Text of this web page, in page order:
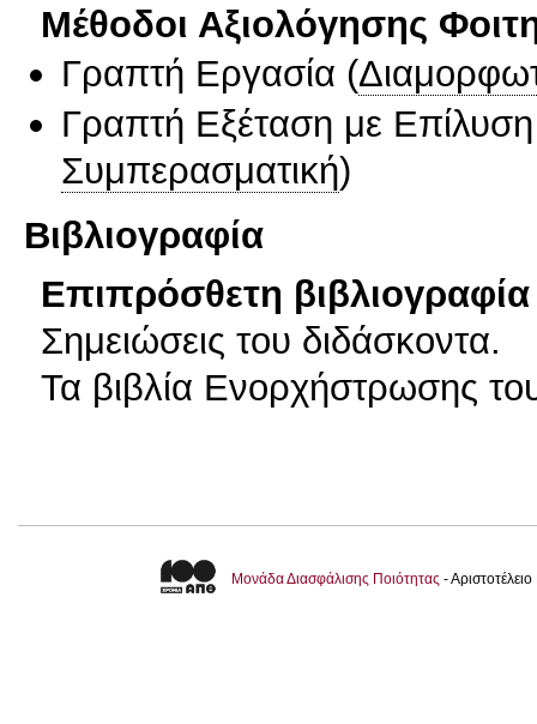
Μέθοδοι Αξιολόγησης
Γραπτή Εργασία (
Γραπτή Εξέταση με
Συμπερασματική)
Βιβλιογραφία
Επιπρόσθετη βιβλιογραφία
Σημειώσεις του διδάσκοντα.
Τα βιβλία Ενορχήστρωσης
Μονάδα Διασφάλισης Ποιότητας -